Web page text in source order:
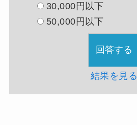
30,000円以下
50,000円以下
結果を見る